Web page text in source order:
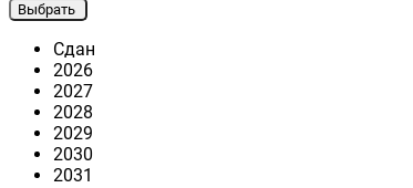
Выбрать
Сдан
2026
2027
2028
2029
2030
2031